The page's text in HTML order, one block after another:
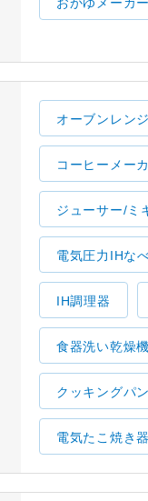
オーブンレンジ
コーヒーメー
ジューサー/ミ
電気圧力IHな
IH調理器
食器洗い乾燥
クッキングパ
電気たこ焼き